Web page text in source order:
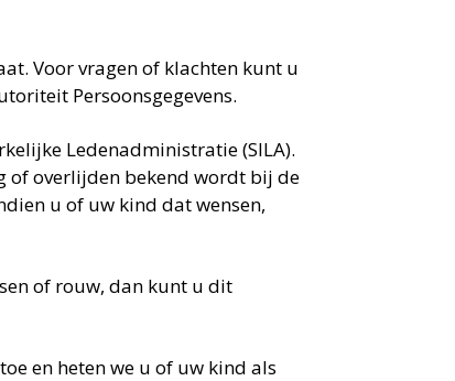
Voor vragen of klachten kunt u
Persoonsgegevens.
Ledenadministratie (SILA).
of overlijden bekend wordt bij de
u of uw kind dat wensen,
of rouw, dan kunt u dit
en heten we u of uw kind als